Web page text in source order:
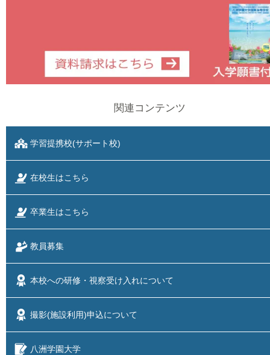
関連コンテンツ
学習提携校(サポート校)
在校生はこちら
卒業生はこちら
教員募集
本校への研修・視察受け入れについて
撮影(施設利用)申込について
八洲学園大学